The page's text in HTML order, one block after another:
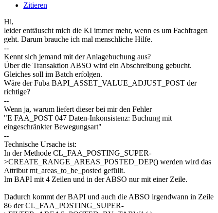
Zitieren
Hi,
leider enttäuscht mich die KI immer mehr, wenn es um Fachfragen
geht. Darum brauche ich mal menschliche Hilfe.
--
Kennt sich jemand mit der Anlagebuchung aus?
Über die Transaktion ABSO wird ein Abschreibung gebucht.
Gleiches soll im Batch erfolgen.
Wäre der Fuba BAPI_ASSET_VALUE_ADJUST_POST der
richtige?
--
Wenn ja, warum liefert dieser bei mir den Fehler
"E FAA_POST 047 Daten-Inkonsistenz: Buchung mit
eingeschränkter Bewegungsart"
--
Technische Ursache ist:
In der Methode CL_FAA_POSTING_SUPER-
>CREATE_RANGE_AREAS_POSTED_DEP() werden wird das
Attribut mt_areas_to_be_posted gefüllt.
Im BAPI mit 4 Zeilen und in der ABSO nur mit einer Zeile.
Dadurch kommt der BAPI und auch die ABSO irgendwann in Zeile
86 der CL_FAA_POSTING_SUPER-